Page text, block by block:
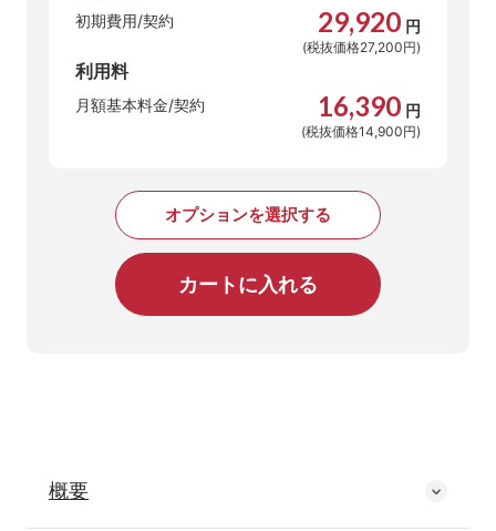
初期費用/契約 29,920 円
(税抜価格27,200円)
利用料
月額基本料金/契約 16,390 円
(税抜価格14,900円)
オプションを選択する
概要